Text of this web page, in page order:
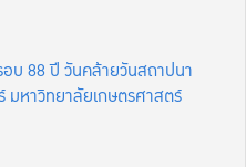
บ 88 ปี วันคล้ายวันสถาปนา
มหาวิทยาลัยเกษตรศาสตร์